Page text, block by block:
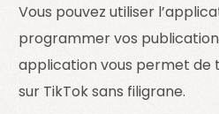
Vous pouvez utiliser
programmer vos
application vous permet de
sur TikTok sans filigrane.